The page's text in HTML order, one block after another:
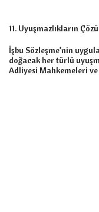
11. Uyuşmazlıkların
İşbu Sözleşme’nin
doğacak her türlü
Adliyesi Mahkemeleri